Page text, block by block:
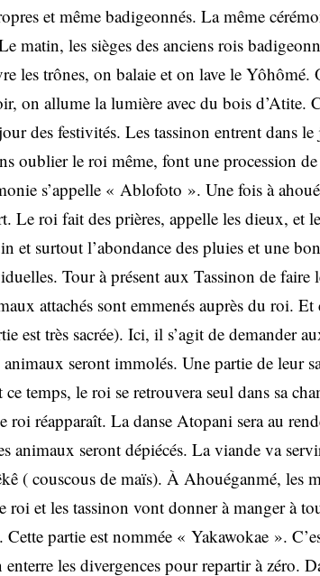
et même badigeonnés. La même
matin, les sièges des anciens rois
les trônes, on balaie et on lave le
on allume la lumière avec du bois d’Atite.
des festivités. Les tassinon entrent dans
oublier le roi même, font une procession
s’appelle « Ablofoto ». Une fois à
Le roi fait des prières, appelle les dieux, et
et surtout l’abondance des pluies et une
Tour à présent aux Tassinon de faire
attachés sont emmenés auprès du roi.
est très sacrée). Ici, il s’agit de demander
seront immolés. Une partie de leur
temps, le roi se retrouvera seul dans sa
roi réapparaît. La danse Atopani sera au
animaux seront dépiécés. La viande va
( couscous de maïs). À Ahouéganmé, les
roi et les tassinon vont donner à manger à
Cette partie est nommée « Yakawokae ».
les divergences pour repartir à zéro.